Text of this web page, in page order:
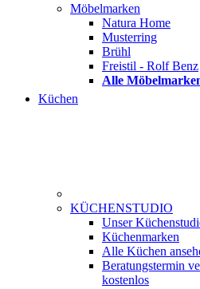
Möbelmarken
Natura Home
Musterring
Brühl
Freistil - Rolf Benz
Alle
Küchen
KÜCHENSTUDIO
Unser
Küchenmarken
Alle Küchen
Beratungstermin
kostenlos